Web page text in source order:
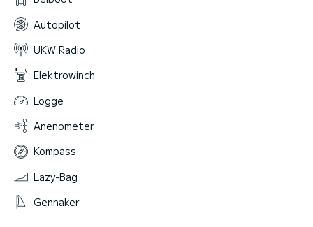
Autopilot
UKW Radio
Elektrowinch
Logge
Anenometer
Kompass
Lazy-Bag
Gennaker